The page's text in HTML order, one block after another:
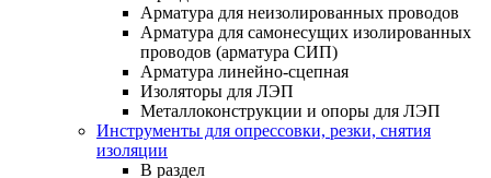
Арматура для неизолированных проводов
Арматура для самонесущих изолированных
проводов (арматура СИП)
Арматура линейно-сцепная
Изоляторы для ЛЭП
Металлоконструкции и опоры для ЛЭП
Инструменты для опрессовки, резки, снятия
изоляции
В раздел